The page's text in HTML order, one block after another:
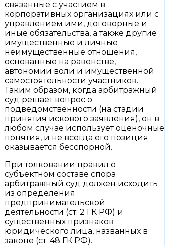
связанные с участием в
корпоративных организациях или с
управлением ими, договорные и
иные обязательства, а также другие
имущественные и личные
неимущественные отношения,
основанные на равенстве,
автономии воли и имущественной
самостоятельности участников.
Таким образом, когда арбитражный
суд решает вопрос о
подведомственности (на стадии
принятия искового заявления), он в
любом случае использует оценочные
понятия, и не всегда его позиция
оказывается бесспорной.
При толковании правил о
субъектном составе спора
арбитражный суд должен исходить
из определения
предпринимательской
деятельности (ст. 2 ГК РФ) и
существенных признаков
юридического лица, названных в
законе (ст. 48 ГК РФ).